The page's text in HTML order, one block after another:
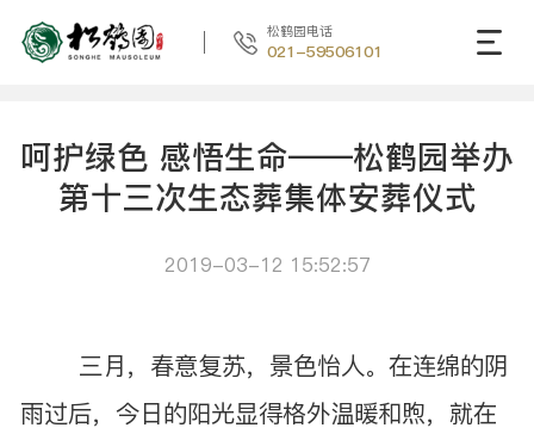
松鹤园电话
021-59506101
呵护绿色 感悟生命——松鹤园举办
第十三次生态葬集体安葬仪式
2019-03-12 15:52:57
三月，春意复苏，景色怡人。在连绵的阴
雨过后，今日的阳光显得格外温暖和煦，就在